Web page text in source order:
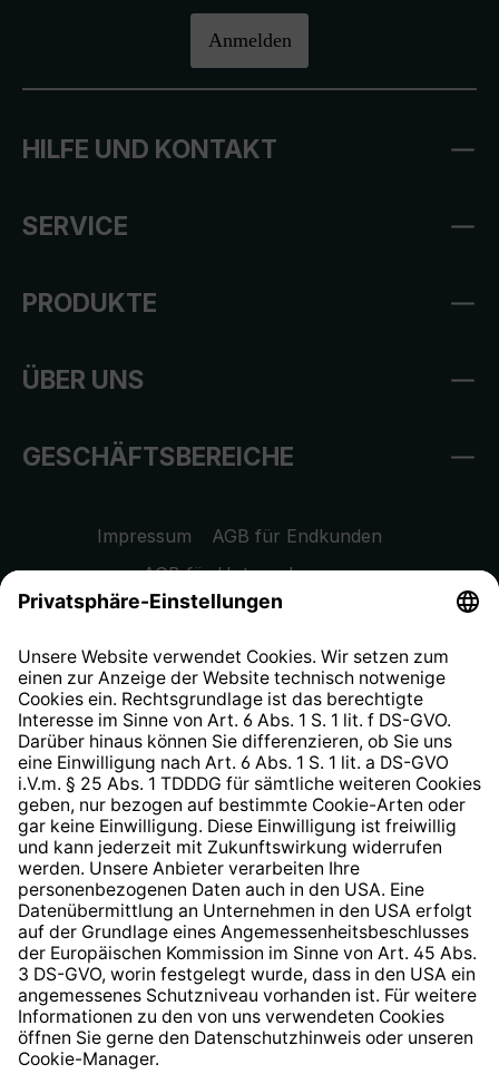
Anmelden
HILFE UND KONTAKT
SERVICE
PRODUKTE
ÜBER UNS
GESCHÄFTSBEREICHE
Impressum
AGB für Endkunden
AGB für Unternehmen
Datenschutzhinweis
Widerrufsrecht
Hinweisgeberschutzsystem
Barrierefreiheit
* Alle Preise inkl. gesetzl. Mehrwertsteuer zzgl.